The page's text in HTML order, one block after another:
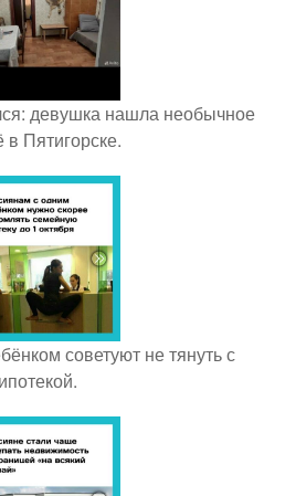
девушка нашла необычное
в Пятигорске.
советуют не тянуть с
ипотекой.